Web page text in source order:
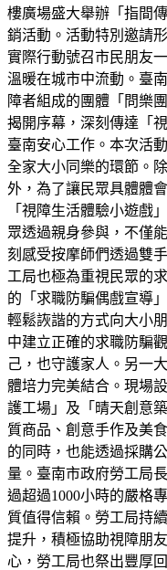
樓廣場盛大舉辦「指間
銷活動。活動特別邀請
實際行動號召市民朋友
溫暖在城市中流動。臺
障者組成的團體「問樂
揭開序幕，深刻傳達「
臺南安心工作。本次活
全家大小同樂的環節。
外，為了讓民眾具體體
「視障生活體驗小遊戲
眾透過親身參與，不僅
刻感受按摩師們透過雙
工局也極為重視民眾的
的「求職防騙偶戲宣導
輕鬆詼諧的方式向大小
中建立正確的求職防騙
己，也守護家人。另一
體培力完美結合。現場
護工場」及「晴天創意
質商品、創意手作及美
的同時，也能透過採購
量。臺南市政府勞工局
過超過1000小時的嚴格
質值得信賴。勞工局持
提升，積極協助視障朋
心，勞工局也祭出豐厚